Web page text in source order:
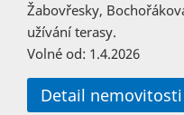
Žabovřesky,
užívání terasy.
Volné od: 1.4.2026
Detail nemovitosti